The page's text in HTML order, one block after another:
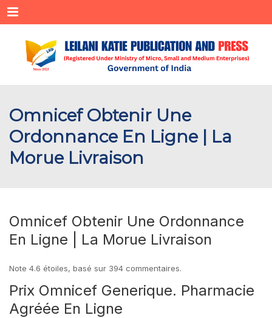
Menu
Omnicef Obtenir Une
Ordonnance En Ligne | La
Morue Livraison
Omnicef Obtenir Une Ordonnance
En Ligne | La Morue Livraison
Note 4.6 étoiles, basé sur 394 commentaires.
Prix Omnicef Generique. Pharmacie
Agréée En Ligne